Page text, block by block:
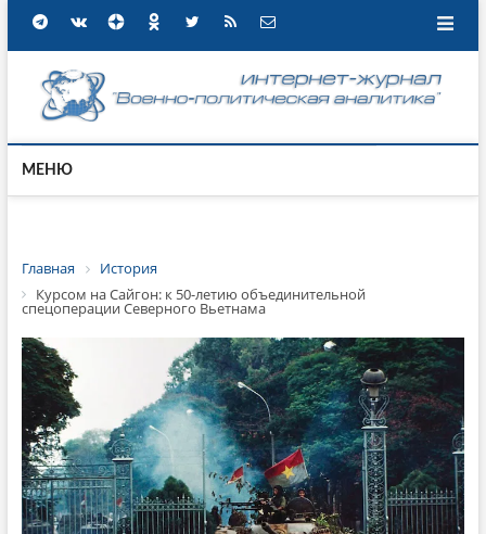
МЕНЮ
Главная
История
Курсом на Сайгон: к 50-летию объединительной
спецоперации Северного Вьетнама